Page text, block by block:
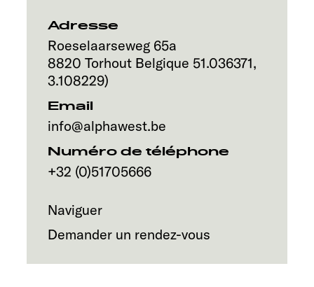
Adresse
Roeselaarseweg 65a
8820 Torhout Belgique 51.036371,
3.108229)
Email
info@alphawest.be
Numéro de téléphone
+32 (0)51705666
Naviguer
Demander un rendez-vous